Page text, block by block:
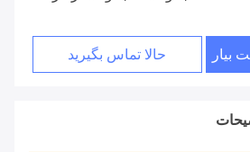
بیار حالا تماس بگیرید